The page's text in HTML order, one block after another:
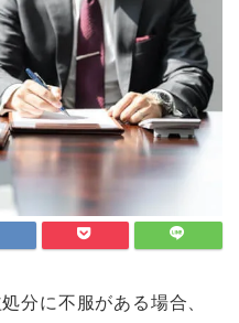
分に不服がある場合、